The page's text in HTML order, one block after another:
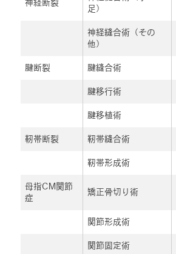
神経断裂
足）
神経縫合術（その
他）
腱断裂 腱縫合術
腱移行術
腱移植術
靭帯断裂 靭帯縫合術
靭帯形成術
母指CM関節
症
矯正骨切り術
関節形成術
関節固定術